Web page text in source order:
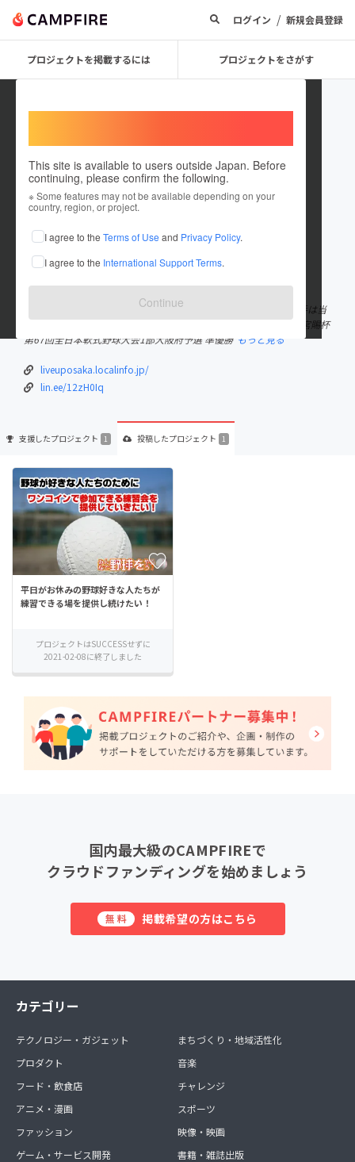
ログイン / 新規会員登録
プロジェクトを掲載するには プロジェクトをさがす
This site is available to users outside Japan. Before
continuing, please confirm the following.
※ Some features may not be available depending on your
country, region, or project.
I agree to the Terms of Use and Privacy Policy.
I agree to the International Support Terms.
Continue
yakyuyaro
これまでに1回支援して1件のプロジェクトを投稿しています
在住国：日本 現在地：大阪府
出身国：日本 出身地：大阪府
印刷製版と配送業を展開するDFP合同会社の軟式野球部です。選手は当
社や協力会社で業務しながら全国へ向け活動しています。 ・高松宮賜杯
第67回全日本軟式野球大会1部大阪府予選 準優勝 もっと見る
liveuposaka.localinfo.jp/
lin.ee/12zH0Iq
支援したプロジェクト 1 投稿したプロジェクト 1
平日がお休みの野球好きな人たちが
練習できる場を提供し続けたい！
プロジェクトはSUCCESSせずに
2021-02-08に終了しました
国内最大級のCAMPFIREで
クラウドファンディングを始めましょう
無料 掲載希望の方はこちら
カテゴリー
テクノロジー・ガジェット
プロダクト
フード・飲食店
アニメ・漫画
ファッション
ゲーム・サービス開発
まちづくり・地域活性化
音楽
チャレンジ
スポーツ
映像・映画
書籍・雑誌出版